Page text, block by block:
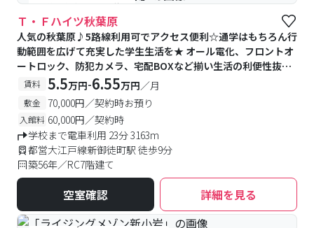
#予約受付中 #空室待ち
Ｔ・Ｆハイツ秋葉原
人気の秋葉原♪5路線利用可でアクセス便利☆通学はもちろん行
動範囲を広げて充実した学生生活を★ オール電化、フロントオ
ートロック、防犯カメラ、宅配BOXなど揃い生活の利便性抜
群！
賃料 5.5万円-6.55万円／月
敷金 70,000円／契約時お預り
入館料 60,000円／契約時
学校まで電車利用 23分 3163m
都営大江戸線新御徒町駅 徒歩9分
築56年／RC7階建て
空室確認 詳細を見る